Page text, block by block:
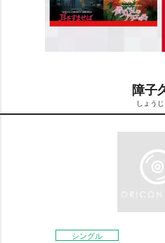
障子
しょう
シングル